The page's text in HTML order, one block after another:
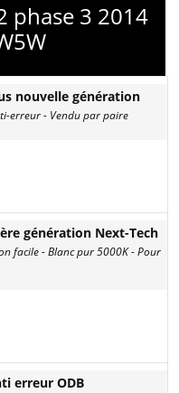
phase 3 2014
nouvelle génération
erreur - Vendu par paire
génération Next-Tech
facile - Blanc pur 5000K - Pour
erreur ODB